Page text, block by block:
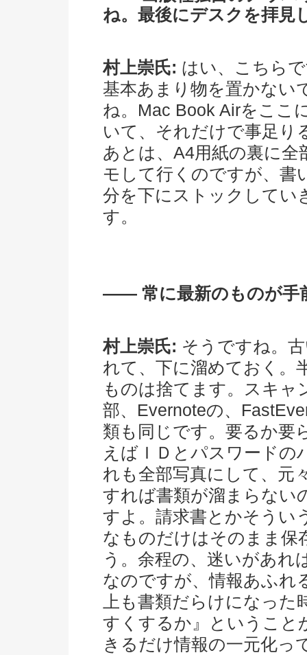
ね。最後にデスクを拝見
村上崇氏: はい、こちら
基本あまり物を置かない
ね。Mac Book Airをここ
いて、それだけで事足り
あとは、A4用紙の裏に全
モして行くのですが、書
分を下にストックしてい
す。
―― 常に最新のものが手
村上崇氏: そうですね。
れて、下に溜めておく。
ものは捨てます。スキャ
部、Evernoteの、
類も同じです。要るか要
えばＩＤとパスワードの
れも全部写真にして、元
すれば書類が溜まらない
すよ。請求書とかそうい
なものだけはそのまま保
う。余程の、迷いがあれ
なのですが、情報あふれ
上も書類だらけになった
すくするか』ということ
きるだけ情報の一元化っ